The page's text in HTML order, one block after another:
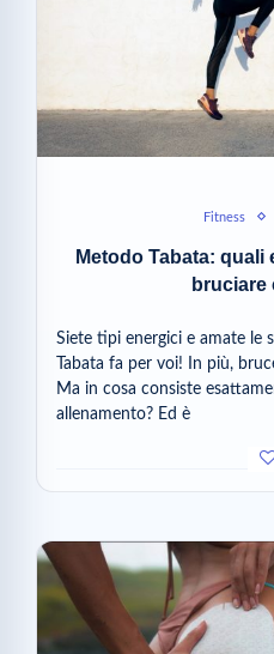
Fitness
Metodo Tabata:
bruciare
Siete tipi energici e amate le
Tabata fa per voi! In più,
Ma in cosa consiste
allenamento? Ed è